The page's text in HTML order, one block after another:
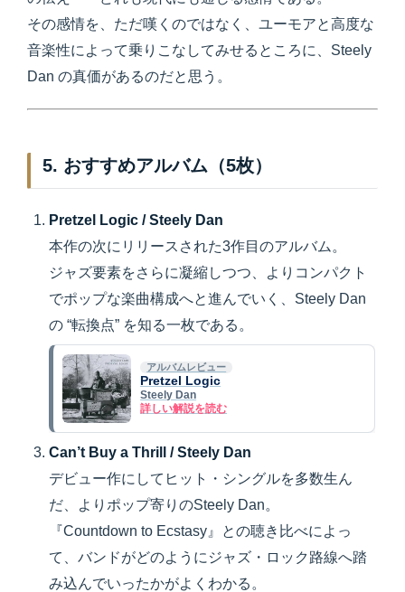
その感情を、ただ嘆くのではなく、ユーモアと高度な
音楽性によって乗りこなしてみせるところに、Steely
Dan の真価があるのだと思う。
5. おすすめアルバム（5枚）
Pretzel Logic / Steely Dan
本作の次にリリースされた3作目のアルバム。
ジャズ要素をさらに凝縮しつつ、よりコンパクト
でポップな楽曲構成へと進んでいく、Steely Dan
の “転換点” を知る一枚である。
アルバムレビュー
Pretzel Logic
Steely Dan
詳しい解説を読む
Can’t Buy a Thrill / Steely Dan
デビュー作にしてヒット・シングルを多数生ん
だ、よりポップ寄りのSteely Dan。
『Countdown to Ecstasy』との聴き比べによっ
て、バンドがどのようにジャズ・ロック路線へ踏
み込んでいったかがよくわかる。